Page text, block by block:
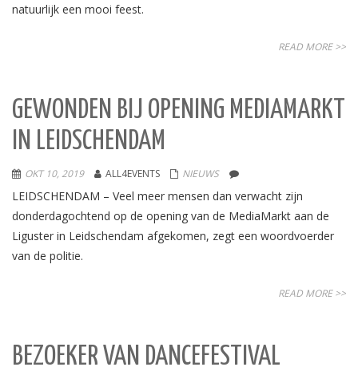
natuurlijk een mooi feest.
READ MORE >>
GEWONDEN BIJ OPENING MEDIAMARKT
IN LEIDSCHENDAM
OKT 10, 2019 ALL4EVENTS NIEUWS
LEIDSCHENDAM – Veel meer mensen dan verwacht zijn
donderdagochtend op de opening van de MediaMarkt aan de
Liguster in Leidschendam afgekomen, zegt een woordvoerder
van de politie.
READ MORE >>
BEZOEKER VAN DANCEFESTIVAL